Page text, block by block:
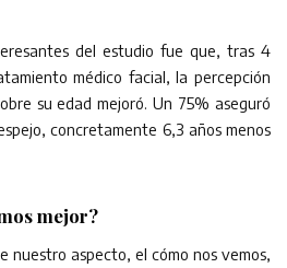
del estudio fue que, tras 4
médico facial, la percepción
su edad mejoró. Un 75% aseguró
concretamente 6,3 años menos
mejor?
nuestro aspecto, el cómo nos vemos,